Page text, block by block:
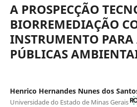
A PROSPECÇÃO
BIORREMEDIAÇÃO
INSTRUMENTO PARA
PÚBLICAS
Henrico Hernandes Nunes dos
Universidade do Estado de Minas Gerais